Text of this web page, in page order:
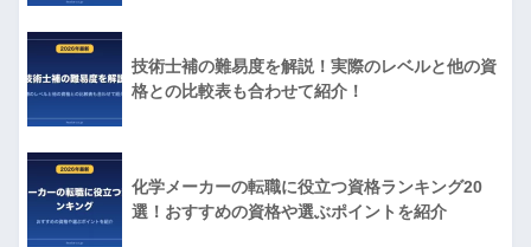
技術士補の難易度を解説！実際のレベルと他の資
格との比較表も合わせて紹介！
化学メーカーの転職に役立つ資格ランキング20
選！おすすめの資格や選ぶポイントを紹介